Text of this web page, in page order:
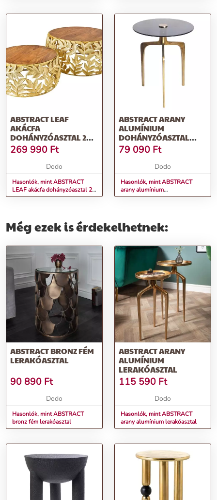
ABSTRACT LEAF
AKÁCFA
DOHÁNYZÓASZTAL 2
DARABOS SZETT
269 990 Ft
Dodo
Hasonlók, mint ABSTRACT
LEAF akácfa dohányzóasztal 2
darabos szett
ABSTRACT ARANY
ALUMÍNIUM
DOHÁNYZÓASZTAL
55CM
79 090 Ft
Dodo
Hasonlók, mint ABSTRACT
arany alumínium
dohányzóasztal 55cm
Még ezek is érdekelhetnek:
ABSTRACT BRONZ FÉM
LERAKÓASZTAL
90 890 Ft
Dodo
Hasonlók, mint ABSTRACT
bronz fém lerakóasztal
ABSTRACT ARANY
ALUMÍNIUM
LERAKÓASZTAL
115 590 Ft
Dodo
Hasonlók, mint ABSTRACT
arany alumínium lerakóasztal